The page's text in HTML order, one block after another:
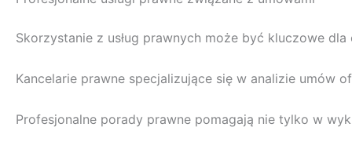
Skorzystanie z usług prawnych może być kluczowe
Kancelarie prawne specjalizujące się w analizie
Profesjonalne porady prawne pomagają nie tylko w